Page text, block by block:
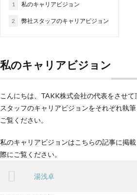
1 私のキャリアビジョン
2 弊社スタッフのキャリアビジョン
私のキャリアビジョン
こんにちは、TAKK株式会社の代表をさせ
スタッフのキャリアビジョンをそれぞれ執
ご覧ください。
私のキャリアビジョンはこちらの記事に掲
際にご覧ください。
湯浅卓